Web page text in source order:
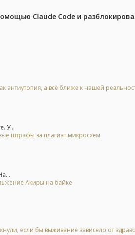
Claude Code и
антиутопия, а всё ближе к нашей
У...
штрафы за плагиат микросхем
Акиры на байке
если бы выживание зависело от